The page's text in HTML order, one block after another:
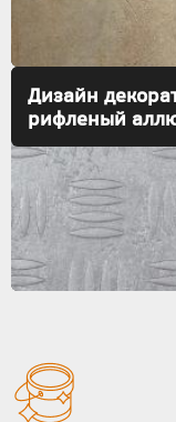
Дизайн
рифленый